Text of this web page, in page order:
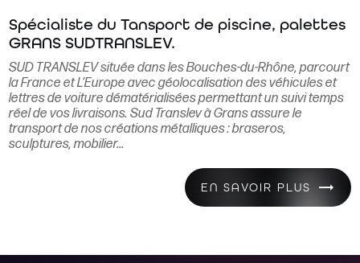
Spécialiste du Tansport de piscine, palettes
GRANS SUDTRANSLEV.
SUD TRANSLEV située dans les Bouches-du-Rhône, parcourt
la France et L’Europe avec géolocalisation des véhicules et
lettres de voiture dématérialisées permettant un suivi temps
réel de vos livraisons. Sud Translev à Grans assure le
transport de nos créations métalliques : braseros,
sculptures, mobilier...
EN SAVOIR PLUS